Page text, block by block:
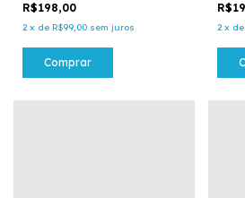
R$198,00
2 x de R$99,00 sem juros
Comprar
2 x de